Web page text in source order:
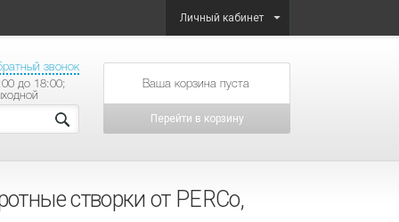
Личный кабинет
звонок
до 18:00;
товаров на сумму
Перейти в корзину
створки от PERCo,